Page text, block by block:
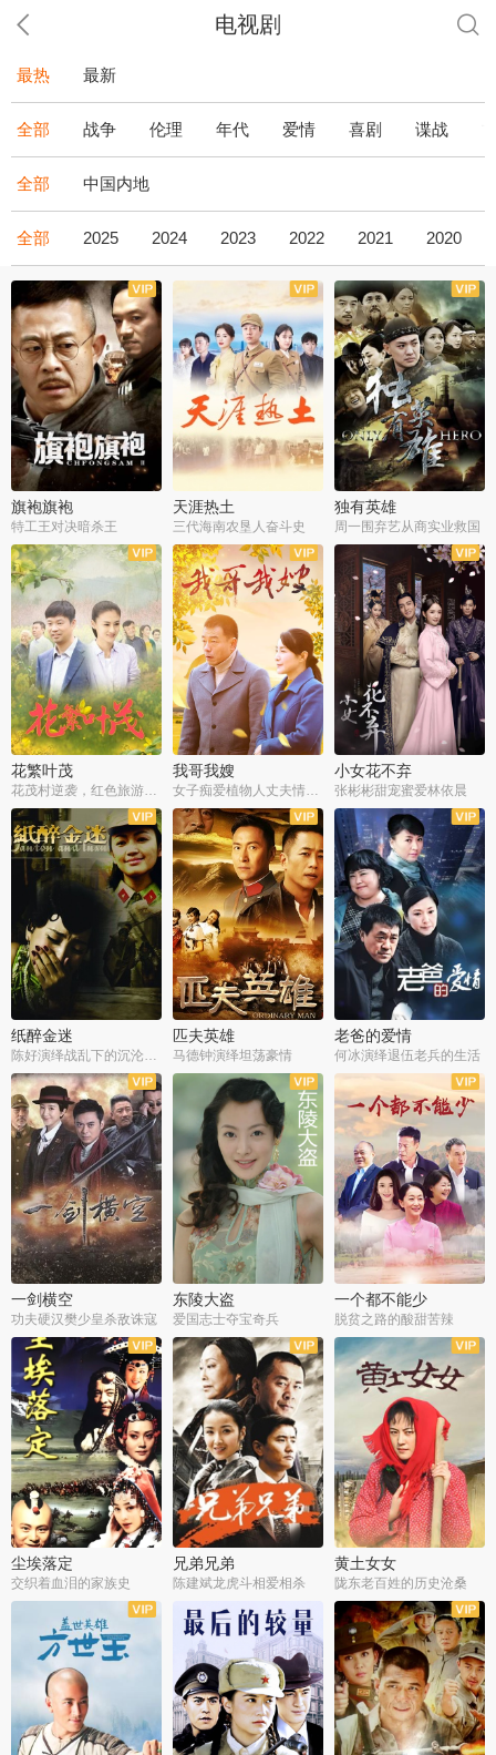
电视剧
最热 最新
全部 战争 伦理 年代 爱情 喜剧 谍战
全部 中国内地
全部 2025 2024 2023 2022 2021 2020
全43集
旗袍旗袍
特工王对决暗杀王
全36集
天涯热土
三代海南农垦人奋斗史
全34集
独有英雄
周一围弃艺从商实业救国
全34集
花繁叶茂
花茂村逆袭，红色旅游出圈
全50集
我哥我嫂
女子痴爱植物人丈夫情定一生
全51集
小女花不弃
张彬彬甜宠蜜爱林依晨
全42集
纸醉金迷
全35集
匹夫英雄
马德钟演绎坦荡豪情
全32集
老爸的爱情
何冰演绎退伍老兵的生活
全40集
一剑横空
功夫硬汉樊少皇杀敌诛寇
全33集
东陵大盗
爱国志士夺宝奇兵
全36集
一个都不能少
脱贫之路的酸甜苦辣
全25集
尘埃落定
交织着血泪的家族史
全50集
兄弟兄弟
陈建斌龙虎斗相爱相杀
全23集
黄土女女
陇东老百姓的历史沧桑
全36集
全28集 全44集